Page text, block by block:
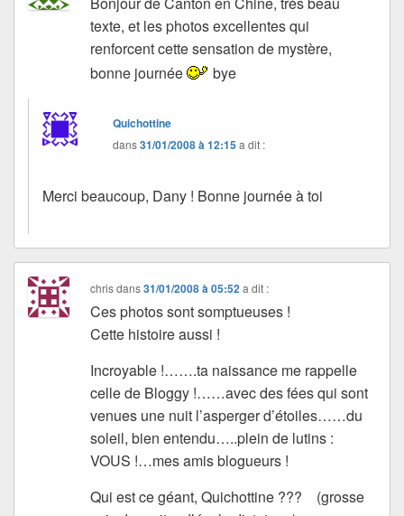
texte, et les photos excellentes qui
renforcent cette sensation de mystère,
bonne journée
bye
Quichottine
dans31/01/2008 à 12:15a dit :
Merci beaucoup, Dany ! Bonne journée à toi
chrisdans31/01/2008 à 05:52 a dit :
Ces photos sont somptueuses !
Cette histoire aussi !
Incroyable !…….ta naissance me rappelle
celle de Bloggy !……avec des fées qui sont
venues une nuit l’asperger d’étoiles……du
soleil, bien entendu…..plein de lutins :
VOUS !…mes amis blogueurs !
Qui est ce géant, Quichottine ??? (grosse